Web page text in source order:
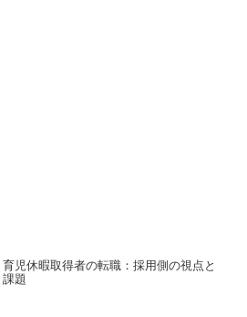
育児休暇取得者の転職：採用側の視点と
課題